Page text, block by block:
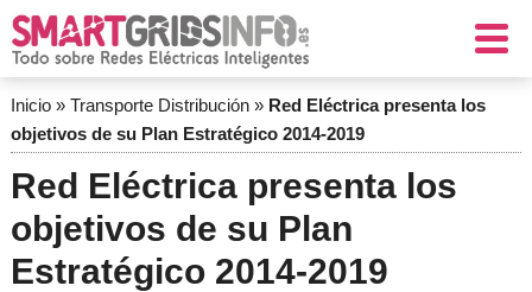
Inicio» Transporte Distribución» Red Eléctrica presenta los
objetivos de su Plan Estratégico 2014-2019
Red Eléctrica presenta los
objetivos de su Plan
Estratégico 2014-2019